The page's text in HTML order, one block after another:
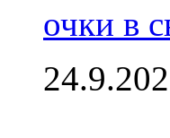
очки в